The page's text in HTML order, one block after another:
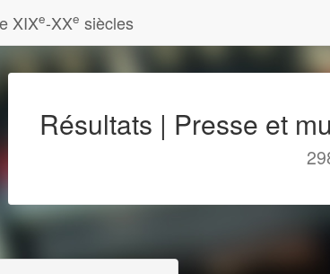
XIXe-XXe siècles
Résultats | Presse et